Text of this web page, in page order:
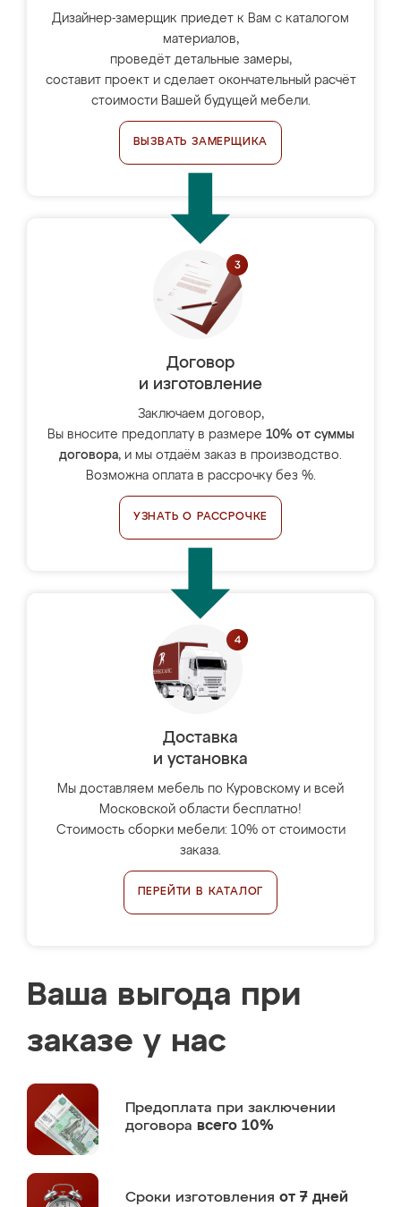
Дизайнер-замерщик приедет к Вам с каталогом
материалов,
проведёт детальные замеры,
составит проект и сделает окончательный расчёт
стоимости Вашей будущей мебели.
ВЫЗВАТЬ ЗАМЕРЩИКА
Договор
и изготовление
Заключаем договор,
Вы вносите предоплату в размере 10% от суммы
договора, и мы отдаём заказ в производство.
Возможна оплата в рассрочку без %.
УЗНАТЬ О РАССРОЧКЕ
Доставка
и установка
Мы доставляем мебель по Куровскому и всей
Московской области бесплатно!
Стоимость сборки мебели: 10% от стоимости
заказа.
ПЕРЕЙТИ В КАТАЛОГ
Ваша выгода при
заказе у нас
Предоплата при заключении
договора всего 10%
Сроки изготовления от 7 дней